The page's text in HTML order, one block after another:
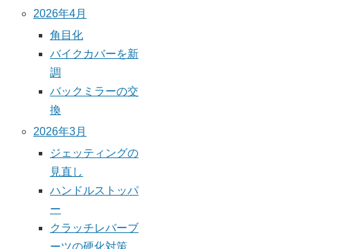
2026年4月
角目化
バイクカバーを新
調
バックミラーの交
換
2026年3月
ジェッティングの
見直し
ハンドルストッパ
ー
クラッチレバーブ
ーツの硬化対策